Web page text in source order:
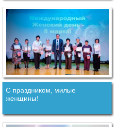
С праздником, милые
женщины!